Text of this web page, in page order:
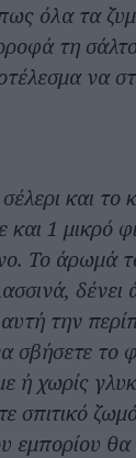
όλα τα
τη
να
και το
και 1 μικρό
Το άρωμά
δένει
την
σβήσετε το
ή χωρίς
σπιτικό
εμπορίου